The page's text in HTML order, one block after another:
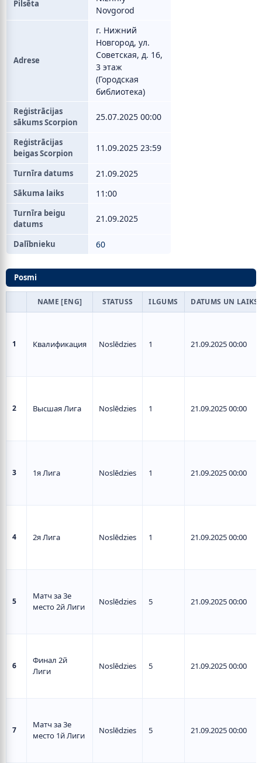
Pilsēta
Novgorod
Adrese
г. Нижний
Новгород, ул.
Советская, д. 16,
3 этаж
(Городская
библиотека)
Reģistrācijas
sākums Scorpion
25.07.2025 00:00
Reģistrācijas
beigas Scorpion
11.09.2025 23:59
Turnīra datums 21.09.2025
Sākuma laiks 11:00
Turnīra beigu
datums
21.09.2025
Dalībnieku 60
Posmi
NAME [ENG] STATUSS ILGUMS DATUMS UN LAIKS
1 Квалификация Noslēdzies 1 21.09.2025 00:00
2 Высшая Лига Noslēdzies 1 21.09.2025 00:00
3 1я Лига Noslēdzies 1 21.09.2025 00:00
4 2я Лига Noslēdzies 1 21.09.2025 00:00
5
Матч за 3е
место 2й Лиги
Noslēdzies 5 21.09.2025 00:00
6
Финал 2й
Лиги
Noslēdzies 5 21.09.2025 00:00
7
Матч за 3е
место 1й Лиги
Noslēdzies 5 21.09.2025 00:00